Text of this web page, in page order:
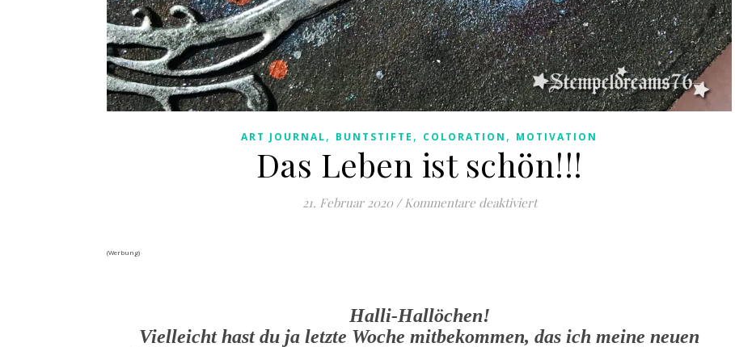
ART JOURNAL, BUNTSTIFTE , COLORATION , MOTIVATION
Das Leben ist schön!!!
21. Februar 2020 / Kommentare deaktiviertfür Das Leben ist schön!!!
(Werbung)
Halli-Hallöchen!
Vielleicht hast du ja letzte Woche mitbekommen, das ich meine neuen